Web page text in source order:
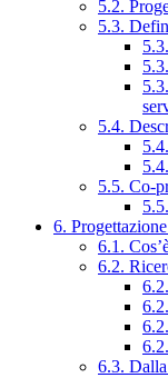
5.2.
5.3.
5.4.
5.5. Co-
6.
6.1.
6.2.
6.3.